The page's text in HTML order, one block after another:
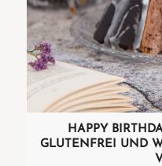
HAPPY
GLUTENFREI UND